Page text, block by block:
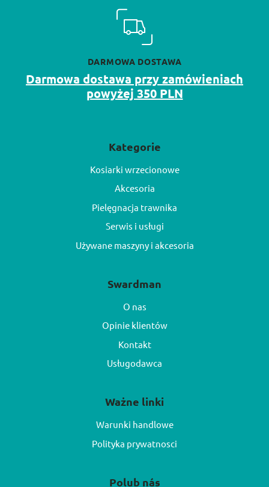
DARMOWA DOSTAWA
Darmowa dostawa przy zamówieniach
powyżej 350 PLN
Kategorie
Kosiarki wrzecionowe
Akcesoria
Pielęgnacja trawnika
Serwis i usługi
Używane maszyny i akcesoria
Swardman
O nas
Opinie klientów
Kontakt
Usługodawca
Ważne linki
Warunki handlowe
Polityka prywatnosci
Polub nás